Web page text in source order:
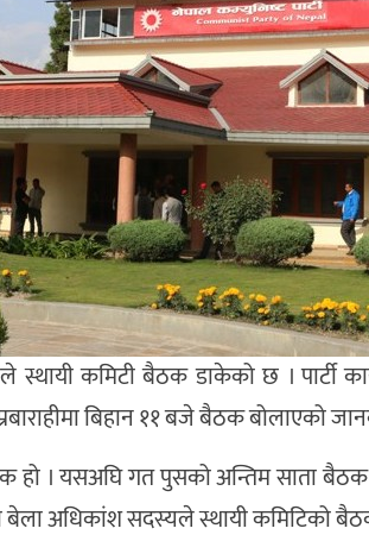
स्थायी कमिटी बैठक डाकेको छ । पार्टी
बिहान ११ बजे बैठक बोलाएको
हो । यसअघि गत पुसको अन्तिम साता बैठक
बेला अधिकांश सदस्यले स्थायी कमिटिको